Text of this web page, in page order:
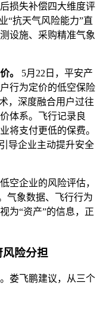
损失补偿四大维度评
“抗天气风险能力”直
设施、采购精准气象
。
5月22日，平安产
行为定价的低空保险
，深度融合用户过往
体系。飞行记录良
将支付更低的保费。
导企业主动提升安全
空企业的风险评估，
气象数据、飞行行为
为“资产”的信息，正
险分担
娄飞鹏建议，从三个